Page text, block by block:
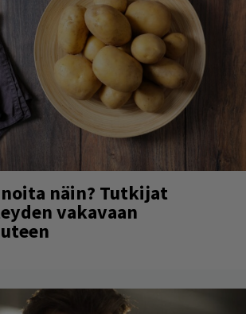
näin? Tutkijat
vakavaan